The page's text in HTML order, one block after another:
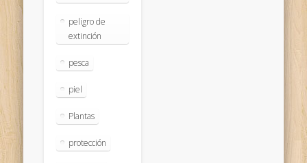
peligro de
extinción
pesca
piel
Plantas
protección